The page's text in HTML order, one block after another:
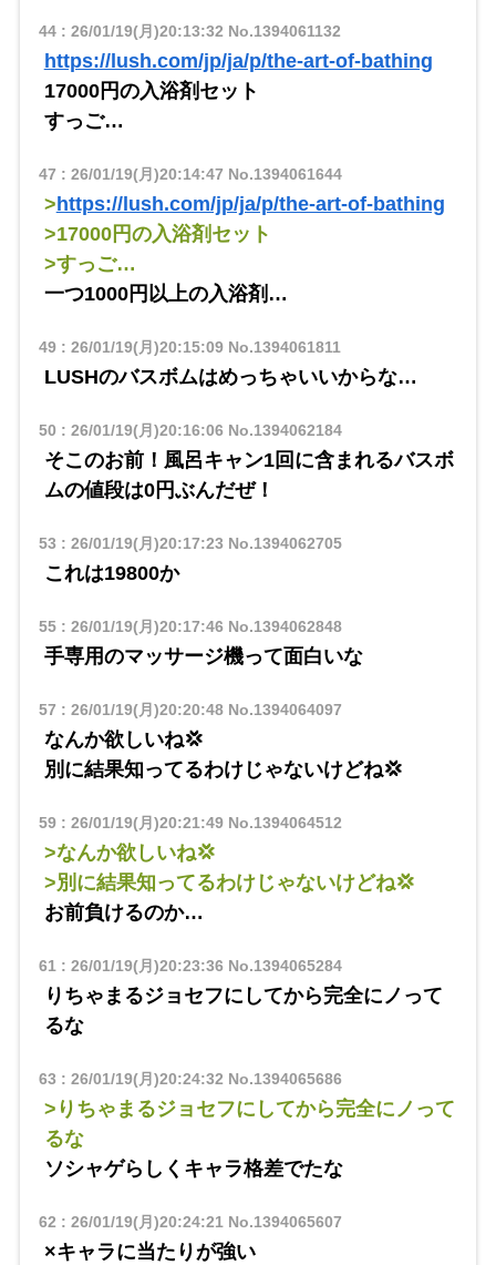
44: 26/01/19(月)20:13:32 No.1394061132
https://lush.com/jp/ja/p/the-art-of-bathing
17000円の入浴剤セット
すっご…
47 : 26/01/19(月)20:14:47 No.1394061644
> https://lush.com/jp/ja/p/the-art-of-bathing
>17000円の入浴剤セット
>すっご…
一つ1000円以上の入浴剤…
49: 26/01/19(月)20:15:09No.1394061811
LUSHのバスボムはめっちゃいいからな…
50 : 26/01/19(月)20:16:06 No.1394062184
そこのお前！風呂キャン1回に含まれるバスボ
ムの値段は0円ぶんだぜ！
53 : 26/01/19(月)20:17:23 No.1394062705
これは19800か
55: 26/01/19(月)20:17:46 No.1394062848
手専用のマッサージ機って面白いな
57 : 26/01/19(月)20:20:48No.1394064097
なんか欲しいね💢
別に結果知ってるわけじゃないけどね💢
59: 26/01/19(月)20:21:49No.1394064512
>なんか欲しいね💢
>別に結果知ってるわけじゃないけどね💢
お前負けるのか…
61: 26/01/19(月)20:23:36 No.1394065284
りちゃまるジョセフにしてから完全にノって
るな
63 : 26/01/19(月)20:24:32 No.1394065686
>りちゃまるジョセフにしてから完全にノって
るな
ソシャゲらしくキャラ格差でたな
62 : 26/01/19(月)20:24:21No.1394065607
×キャラに当たりが強い